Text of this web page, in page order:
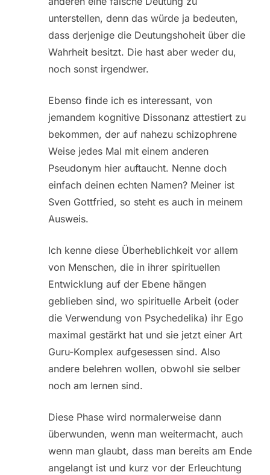
unterstellen, denn das würde ja bedeuten,
dass derjenige die Deutungshoheit über die
Wahrheit besitzt. Die hast aber weder du,
noch sonst irgendwer.
Ebenso finde ich es interessant, von
jemandem kognitive Dissonanz attestiert zu
bekommen, der auf nahezu schizophrene
Weise jedes Mal mit einem anderen
Pseudonym hier auftaucht. Nenne doch
einfach deinen echten Namen? Meiner ist
Sven Gottfried, so steht es auch in meinem
Ausweis.
Ich kenne diese Überheblichkeit vor allem
von Menschen, die in ihrer spirituellen
Entwicklung auf der Ebene hängen
geblieben sind, wo spirituelle Arbeit (oder
die Verwendung von Psychedelika) ihr Ego
maximal gestärkt hat und sie jetzt einer Art
Guru-Komplex aufgesessen sind. Also
andere belehren wollen, obwohl sie selber
noch am lernen sind.
Diese Phase wird normalerweise dann
überwunden, wenn man weitermacht, auch
wenn man glaubt, dass man bereits am Ende
angelangt ist und kurz vor der Erleuchtung